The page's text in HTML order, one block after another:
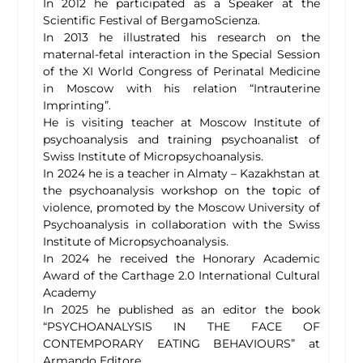
In 2012 he participated as a Speaker at the
Scientific Festival of BergamoScienza.
In 2013 he illustrated his research on the
maternal-fetal interaction in the Special Session
of the XI World Congress of Perinatal Medicine
in Moscow with his relation “Intrauterine
Imprinting”.
He is visiting teacher at Moscow Institute of
psychoanalysis and training psychoanalist of
Swiss Institute of Micropsychoanalysis.
In 2024 he is a teacher in Almaty – Kazakhstan at
the psychoanalysis workshop on the topic of
violence, promoted by the Moscow University of
Psychoanalysis in collaboration with the Swiss
Institute of Micropsychoanalysis.
In 2024 he received the Honorary Academic
Award of the Carthage 2.0 International Cultural
Academy
In 2025 he published as an editor the book
“PSYCHOANALYSIS IN THE FACE OF
CONTEMPORARY EATING BEHAVIOURS” at